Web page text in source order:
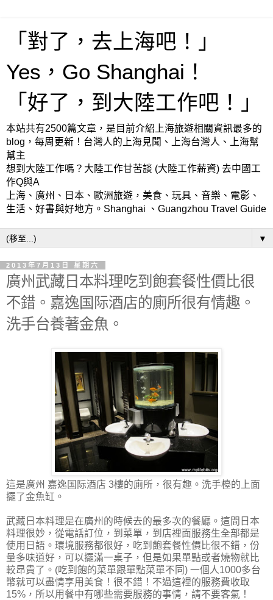
「對了，去上海吧！」
Yes，Go Shanghai！
「好了，到大陸工作吧！」
本站共有2500篇文章，是目前介紹上海旅遊相關資訊最多的
blog，每周更新！台灣人的上海見聞、上海台灣人、上海幫
幫主
想到大陸工作嗎？大陸工作甘苦談 (大陸工作薪資) 去中國工
作Q與A
上海、廣州、日本、歐洲旅遊，美食、玩具、音樂、電影、
生活、好書與好地方。Shanghai 、Guangzhou Travel Guide
▼
2013年7月13日 星期六
廣州武藏日本料理吃到飽套餐性價比很
不錯。嘉逸国际酒店的廁所很有情趣。
洗手台養著金魚。
這是廣州 嘉逸国际酒店 3樓的廁所，很有趣。洗手檯的上面
擺了金魚缸。
武藏日本料理是在廣州的時候去的最多次的餐廳。這間日本
料理很妙，從電話訂位，到菜單，到店裡面服務生全部都是
使用日語。環境服務都很好， 吃到飽套餐性價比很不錯， 份
量多味道好，可以擺滿一桌子， 但是如果單點或者燒物就比
較昂貴了。 (吃到飽的菜單跟單點菜單不同) 一個人1000多台
幣就可以盡情享用美食！很不錯！不過這裡的服務費收取
15%，所以用餐中有哪些需要服務的事情，請不要客氣！